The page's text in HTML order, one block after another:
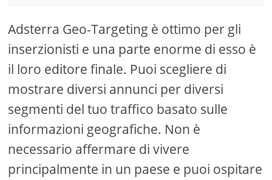
Adsterra Geo-Targeting è ottimo per gli
inserzionisti e una parte enorme di esso è
il loro editore finale. Puoi scegliere di
mostrare diversi annunci per diversi
segmenti del tuo traffico basato sulle
informazioni geografiche. Non è
necessario affermare di vivere
principalmente in un paese e puoi ospitare